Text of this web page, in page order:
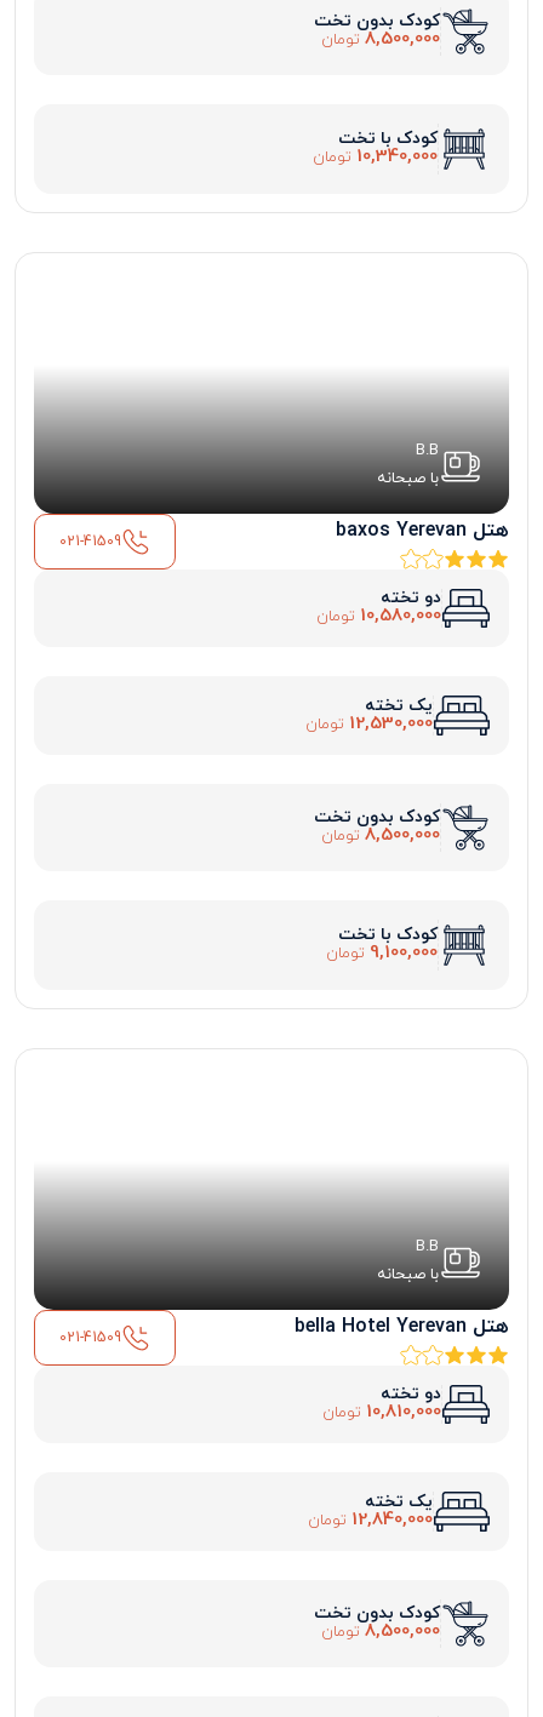
کودک بدون تخت
8,500,000 تومان
کودک با تخت
10,340,000 تومان
B.B
با صبحانه
هتل baxos Yerevan 021-41509
دو تخته
10,580,000 تومان
یک تخته
12,530,000 تومان
کودک بدون تخت
8,500,000 تومان
کودک با تخت
9,100,000 تومان
B.B
با صبحانه
هتل bella Hotel Yerevan 021-41509
دو تخته
10,810,000 تومان
یک تخته
12,840,000 تومان
کودک بدون تخت
8,500,000 تومان